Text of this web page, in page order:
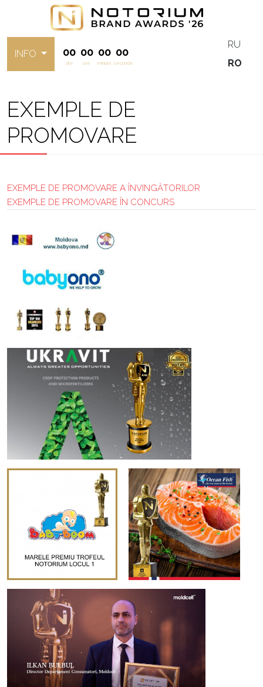
INFO 00
zile
00
ore
00
minute
00
secunde
RU
RO
EXEMPLE DE
PROMOVARE
EXEMPLE DE PROMOVARE A ÎNVINGĂTORILOR
EXEMPLE DE PROMOVARE ÎN CONCURS